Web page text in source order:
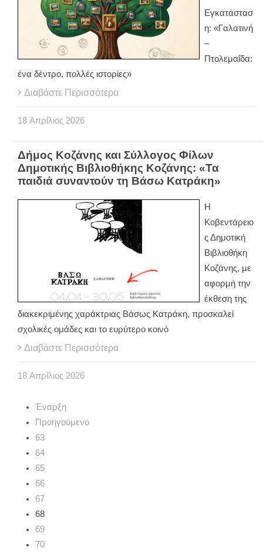
Εγκατάστασ
η: «Γαλατινή
–
Πτολεμαΐδα:
ένα δέντρο, πολλές ιστορίες»
Διαβάστε Περισσότερα
18 Απρίλιος 2026
Δήμος Κοζάνης και Σύλλογος Φίλων
Δημοτικής Βιβλιοθήκης Κοζάνης: «Τα
παιδιά συναντούν τη Βάσω Κατράκη»
Η
Κοβεντάρειο
ς Δημοτική
Βιβλιοθήκη
Κοζάνης, με
αφορμή την
έκθεση της
διακεκριμένης χαράκτριας Βάσως Κατράκη, προσκαλεί
σχολικές ομάδες και το ευρύτερο κοινό
Διαβάστε Περισσότερα
18 Απρίλιος 2026
Έναρξη
Προηγούμενο
63
64
65
66
67
68
69
70